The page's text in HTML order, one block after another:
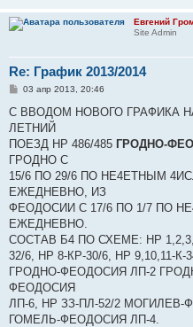
Евгений
Site Admin
Re: График 2013/2014
С
о
щ
е
и
е
03 апр 2013, 20:46
С ВВОДОМ НОВОГО ГРАФИКА
ЛЕТНИЙ
ПОЕЗД НР 486/485 ГРОДНО-
ГРОДНО С
15/6 ПО 29/6 ПО НЕ4ЕТНЫМ
ЕЖЕДНЕВНО, ИЗ
ФЕОДОСИИ С 17/6 ПО 1/7 ПО
ЕЖЕДНЕВНО.
СОСТАВ Б4 ПО СХЕМЕ: НР
32/6, НР 8-КР-30/6, НР 9,10,11-К-
ГРОДНО-ФЕОДОСИЯ ЛП-2
ФЕОДОСИЯ
ЛП-6, НР ЗЗ-ПЛ-52/2 МОГИЛЕВ-
ГОМЕЛЬ-ФЕОДОСИЯ ЛП-4.